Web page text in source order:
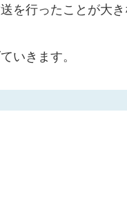
を行ったことが大
いきます。